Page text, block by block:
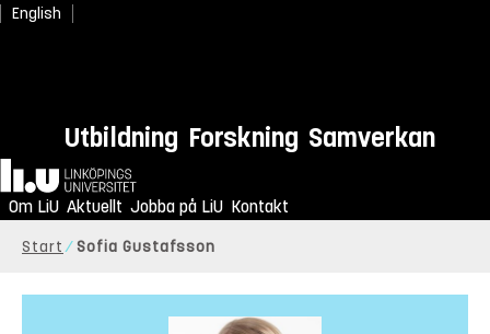
English
Utbildning Forskning Samverkan
Hem
Om LiU Aktuellt Jobba på LiU Kontakt
Start Sofia Gustafsson